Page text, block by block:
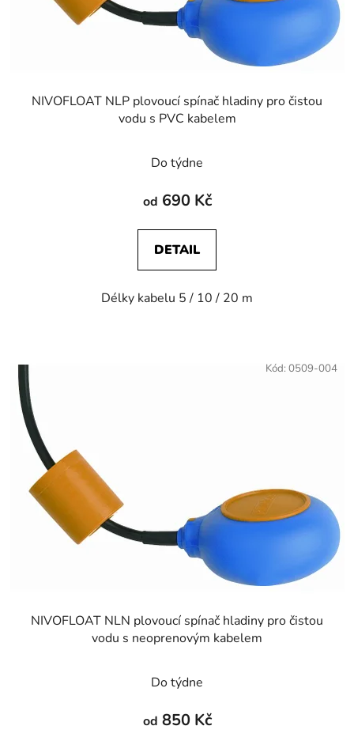
NIVOFLOAT NLP plovoucí spínač hladiny pro čistou
vodu s PVC kabelem
Do týdne
od 690 Kč
DETAIL
Délky kabelu 5 / 10 / 20 m
NIVOFLOAT NLN plovoucí spínač hladiny pro čistou
vodu s neoprenovým kabelem
Do týdne
od 850 Kč
Kód: 0509-004